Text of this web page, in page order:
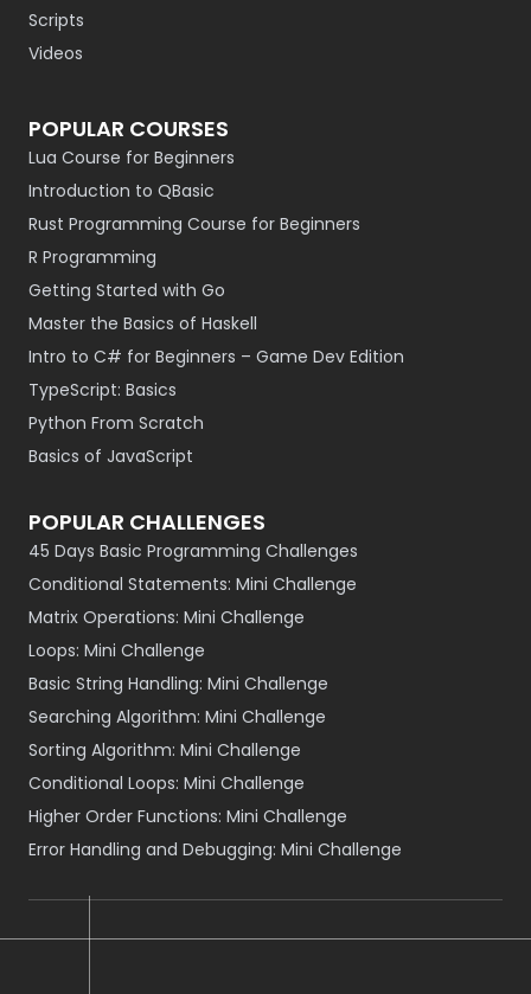
Scripts
Videos
POPULAR COURSES
Lua Course for Beginners
Introduction to QBasic
Rust Programming Course for Beginners
R Programming
Getting Started with Go
Master the Basics of Haskell
Intro to C# for Beginners – Game Dev Edition
TypeScript: Basics
Python From Scratch
Basics of JavaScript
POPULAR CHALLENGES
45 Days Basic Programming Challenges
Conditional Statements: Mini Challenge
Matrix Operations: Mini Challenge
Loops: Mini Challenge
Basic String Handling: Mini Challenge
Searching Algorithm: Mini Challenge
Sorting Algorithm: Mini Challenge
Conditional Loops: Mini Challenge
Higher Order Functions: Mini Challenge
Error Handling and Debugging: Mini Challenge